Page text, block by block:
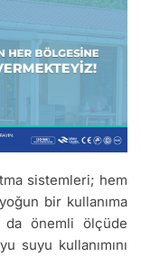
sistemleri; hem
bir kullanıma
da önemli ölçüde
suyu kullanımını